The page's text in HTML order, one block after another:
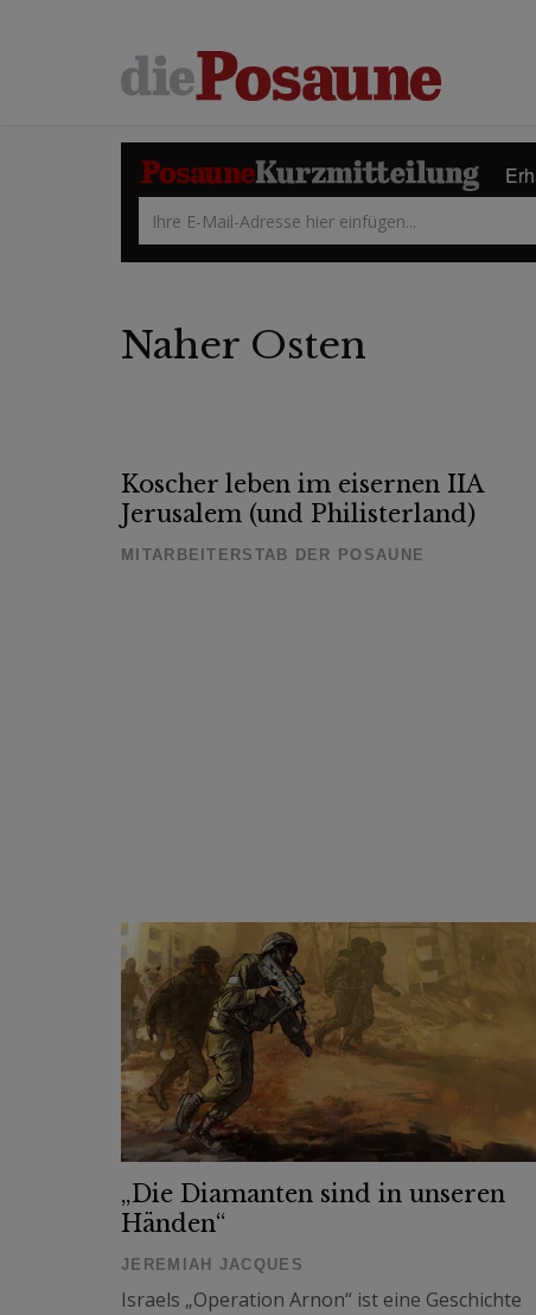
Naher Osten
Koscher leben im eisernen IIA
Jerusalem (und Philisterland)
MITARBEITERSTAB DER POSAUNE
„Die Diamanten sind in unseren
Händen“
JEREMIAH JACQUES
Israels „Operation Arnon“ ist eine Geschichte